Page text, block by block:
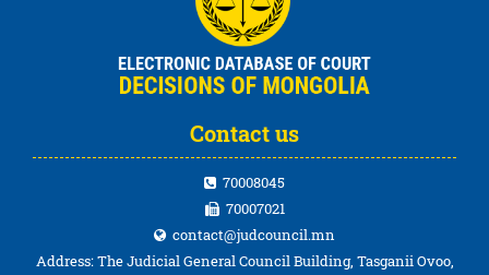
Contact us
70008045
70007021
contact@judcouncil.mn
Address: The Judicial General Council Building, Tasganii Ovoo,